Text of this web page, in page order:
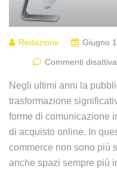
Redazione Giugno
Commenti
Negli ultimi anni la
trasformazione
forme di comunicazione
di acquisto online. In
commerce non sono più
anche spazi sempre più